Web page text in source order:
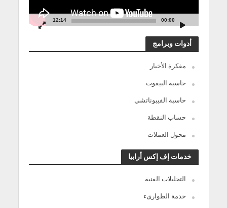
00:00
12:14
أدوات وبرامج
مفكرة الأخبار
حاسبة البيفوت
حاسبة الفيبوناتشي
حساب النقطة
محول العملات
خدمات إف إكس أرابيا
التحليلات الفنية
خدمة الطوارىء